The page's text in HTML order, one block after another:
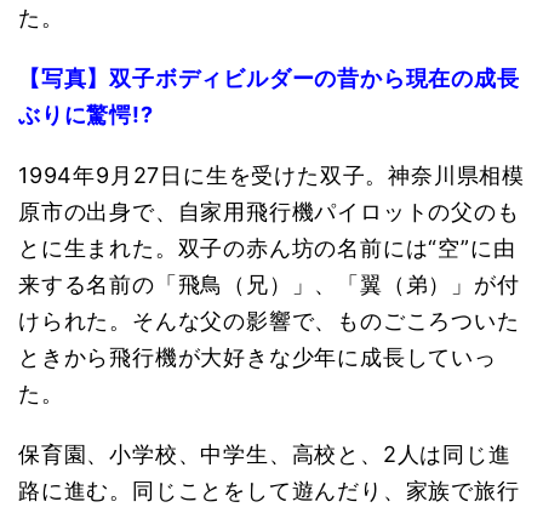
た。
【写真】双子ボディビルダーの昔から現在の成長
ぶりに驚愕!?
1994年9月27日に生を受けた双子。神奈川県相模
原市の出身で、自家用飛行機パイロットの父のも
とに生まれた。双子の赤ん坊の名前には“空”に由
来する名前の「飛鳥（兄）」、「翼（弟）」が付
けられた。そんな父の影響で、ものごころついた
ときから飛行機が大好きな少年に成長していっ
た。
保育園、小学校、中学生、高校と、2人は同じ進
路に進む。同じことをして遊んだり、家族で旅行